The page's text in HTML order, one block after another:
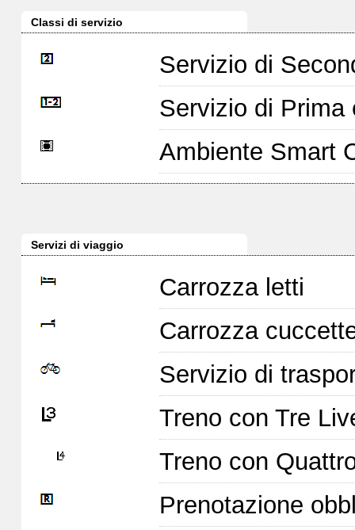
Classi di servizio
Servizio di
Servizio di Prima
Ambiente Smart
Servizi di viaggio
Carrozza letti
Carrozza
Servizio di
Treno con Tre
Treno con
Prenotazione